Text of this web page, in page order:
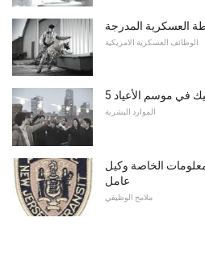
العسكرية المدرجة
الوظائف العسكرية الامريكية
في موسم الأعياد
الموارد البشرية
الخاصة وكيل
عامل
ملامح الوظيفي